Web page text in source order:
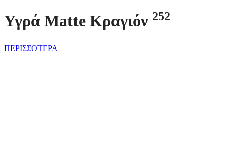
Υγρά Matte Κραγιόν 252
ΠΕΡΙΣΣΟΤΕΡΑ